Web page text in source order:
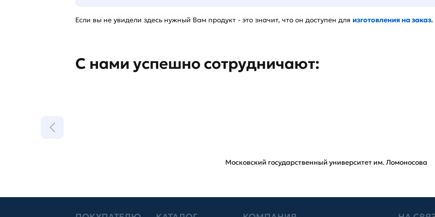
Если вы не увидели здесь нужный Вам продукт - это значит, что он доступен для изготовления на заказ.
С нами успешно сотрудничают:
Московский государственный университет им. Ломоносова